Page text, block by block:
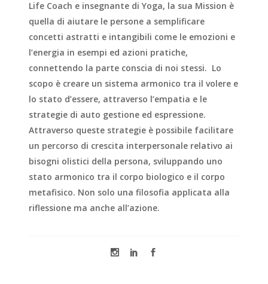
Life Coach e insegnante di Yoga, la sua Mission è
quella di aiutare le persone a semplificare
concetti astratti e intangibili come le emozioni e
l’energia in esempi ed azioni pratiche,
connettendo la parte conscia di noi stessi. Lo
scopo è creare un sistema armonico tra il volere e
lo stato d’essere, attraverso l’empatia e le
strategie di auto gestione ed espressione.
Attraverso queste strategie è possibile facilitare
un percorso di crescita interpersonale relativo ai
bisogni olistici della persona, sviluppando uno
stato armonico tra il corpo biologico e il corpo
metafisico. Non solo una filosofia applicata alla
riflessione ma anche all’azione.